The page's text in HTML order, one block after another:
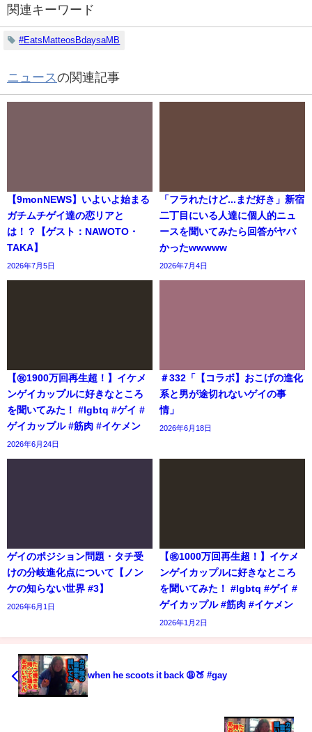
関連キーワード
#EatsMatteosBdaysaMB
ニュース の関連記事
【9monNEWS】いよいよ始まる
ガチムチゲイ達の恋リアと
は！？【ゲスト：NAWOTO・
TAKA】
2026年7月5日
「フラれたけど...まだ好き」新宿
二丁目にいる人達に個人的ニュ
ースを聞いてみたら回答がヤバ
かったwwwww
2026年7月4日
【㊗️1900万回再生超！】イケメ
ンゲイカップルに好きなところ
を聞いてみた！ #lgbtq #ゲイ #
ゲイカップル #筋肉 #イケメン
2026年6月24日
＃332「【コラボ】おこげの進化
系と男が途切れないゲイの事
情」
2026年6月18日
ゲイのポジション問題・タチ受
けの分岐進化点について【ノン
ケの知らない世界 #3】
2026年6月1日
【㊗️1000万回再生超！】イケメ
ンゲイカップルに好きなところ
を聞いてみた！ #lgbtq #ゲイ #
ゲイカップル #筋肉 #イケメン
2026年1月2日
when he scoots it back 😩🍑 #gay